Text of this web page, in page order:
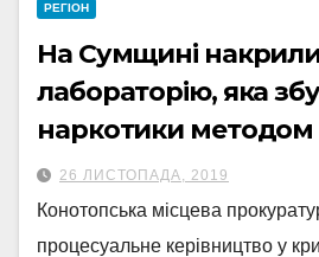
РЕГІОН
На Сумщині
лабораторію, яка
наркотики методом
26 ЛИСТОПАДА, 2019
Конотопська місцева
процесуальне керівництво у